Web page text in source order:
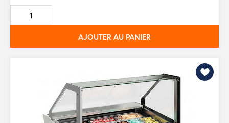
de
base
AJOUTER AU PANIER